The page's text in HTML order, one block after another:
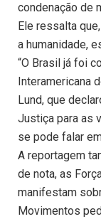
condenação de
Ele ressalta
a humanidade,
“O Brasil já foi
Interamericana
Lund, que
Justiça para as
se pode falar
A reportagem
de nota, as
manifestam
Movimentos